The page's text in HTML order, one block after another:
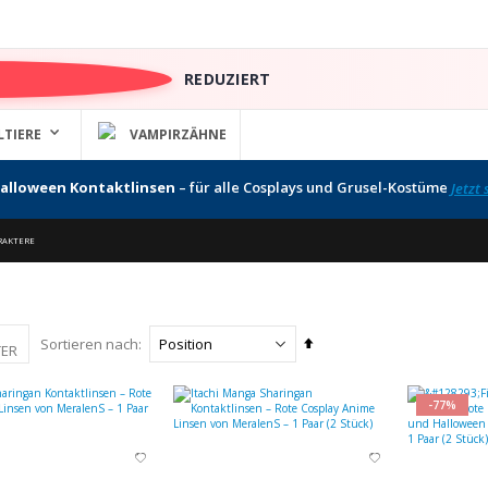
REDUZIERT
VAMPIRZÄHNE
Kontaktlinsen – für alle Cosplays und Grusel-Kostüme Jetzt
Sortieren nach
In
-77%